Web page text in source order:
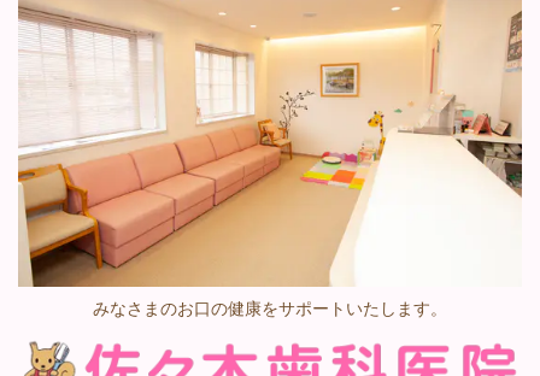
みなさまのお口の健康をサポートいたします。